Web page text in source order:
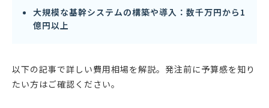
大規模な基幹システムの構築や導入：数千万円から1
億円以上
以下の記事で詳しい費用相場を解説。発注前に予算感を知り
たい方はご確認ください。